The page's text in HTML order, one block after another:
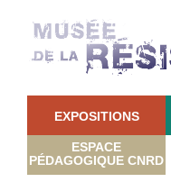
EXPOSITIONS
ESPACE
PÉDAGOGIQUE CNRD